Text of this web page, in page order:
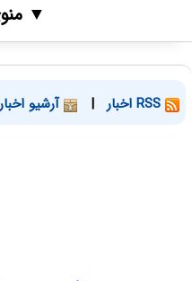
▼
| آرشیو اخبار